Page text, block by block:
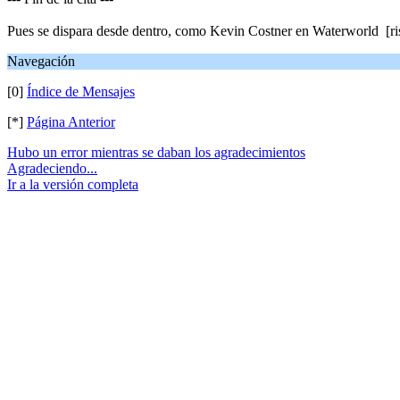
Pues se dispara desde dentro, como Kevin Costner en Waterworld
Navegación
[0] Índice de Mensajes
[*] Página Anterior
Hubo un error mientras se daban los agradecimientos
Agradeciendo...
Ir a la versión completa